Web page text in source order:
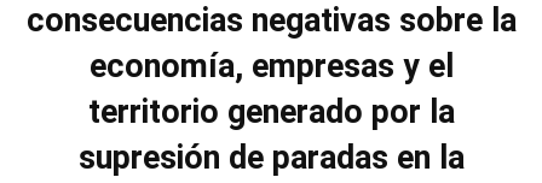
consecuencias negativas sobre la
economía, empresas y el
territorio generado por la
supresión de paradas en la